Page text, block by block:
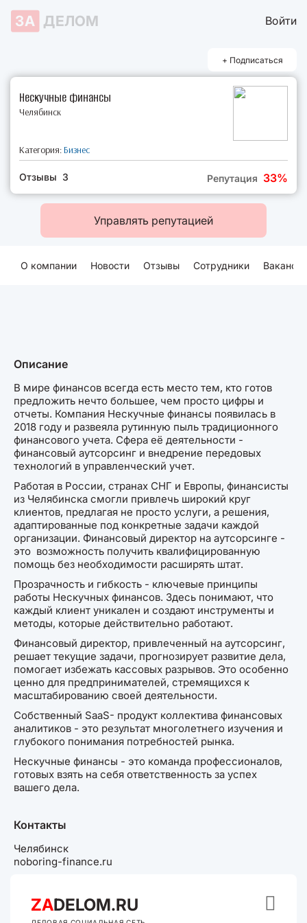
ЗА ДЕЛОМ Войти
+ Подписаться
Нескучные финансы
Челябинск
Категория:Бизнес
Репутация 33%
Отзывы 3
Управлять репутацией
О компании Новости Отзывы Сотрудники Вакансии
Описание
В мире финансов всегда есть место тем, кто готов
предложить нечто большее, чем просто цифры и
отчеты. Компания Нескучные финансы появилась в
2018 году и развеяла рутинную пыль традиционного
финансового учета. Сфера её деятельности -
финансовый аутсорсинг и внедрение передовых
технологий в управленческий учет.
Работая в России, странах СНГ и Европы, финансисты
из Челябинска смогли привлечь широкий круг
клиентов, предлагая не просто услуги, а решения,
адаптированные под конкретные задачи каждой
организации. Финансовый директор на аутсорсинге -
это возможность получить квалифицированную
помощь без необходимости расширять штат.
Прозрачность и гибкость - ключевые принципы
работы Нескучных финансов. Здесь понимают, что
каждый клиент уникален и создают инструменты и
методы, которые действительно работают.
Финансовый директор, привлеченный на аутсорсинг,
решает текущие задачи, прогнозирует развитие дела,
помогает избежать кассовых разрывов. Это особенно
ценно для предпринимателей, стремящихся к
масштабированию своей деятельности.
Собственный SaaS- продукт коллектива финансовых
аналитиков - это результат многолетнего изучения и
глубокого понимания потребностей рынка.
Нескучные финансы - это команда профессионалов,
готовых взять на себя ответственность за успех
вашего дела.
Контакты
Челябинск
noboring-finance.ru
ZADELOM.RU 